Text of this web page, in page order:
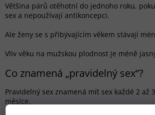
Většina párů otěhotní do jednoho roku,
sex a nepoužívají antikoncepci.
Ale ženy se s přibývajícím věkem stávají
Vliv věku na mužskou plodnost je méně
Co znamená „pravidelný sex“?
Pravidelný sex znamená mít sex každé 2 až
měsíce.